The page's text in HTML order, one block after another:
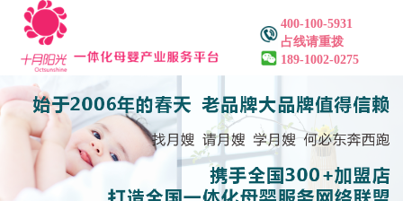
400-100-5931
占线请重拨
189-1002-0275